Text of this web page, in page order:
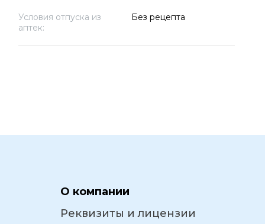
Условия отпуска из
аптек:
Без рецепта
О компании
Реквизиты и лицензии